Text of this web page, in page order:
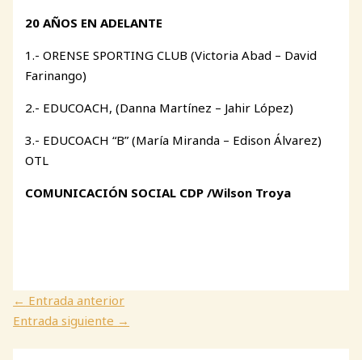
20 AÑOS EN ADELANTE
1.- ORENSE SPORTING CLUB (Victoria Abad – David
Farinango)
2.- EDUCOACH, (Danna Martínez – Jahir López)
3.- EDUCOACH “B” (María Miranda – Edison Álvarez)
OTL
COMUNICACIÓN SOCIAL CDP /Wilson Troya
← Entrada anterior
Entrada siguiente →